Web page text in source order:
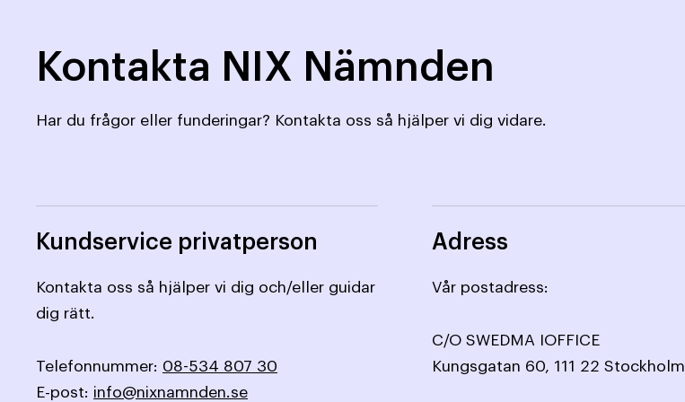
Kontakta NIX Nämnden
Har du frågor eller funderingar? Kontakta oss så hjälper vi dig vidare.
Kundservice privatperson
Kontakta oss så hjälper vi dig och/eller guidar
dig rätt.
Telefonnummer: 08-534 807 30
E-post: info@nixnamnden.se
Adress
Vår postadress:
C/O SWEDMA IOFFICE
Kungsgatan 60, 111 22 Stockholm